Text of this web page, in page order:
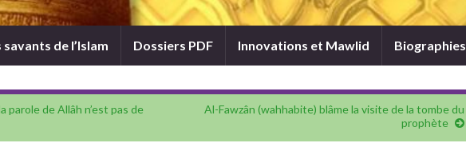
savants de l’Islam Dossiers PDF Innovations et Mawlid Biographies
parole de Allâh n’est pas de
Al-Fawzân (wahhabite) blâme la visite de la tombe du
prophète